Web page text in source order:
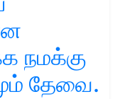
நமக்கு
தேவை.